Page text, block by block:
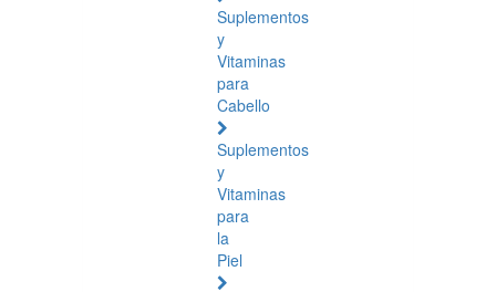
Suplementos
y
Vitaminas
para
Cabello
Suplementos
y
Vitaminas
para
la
Piel